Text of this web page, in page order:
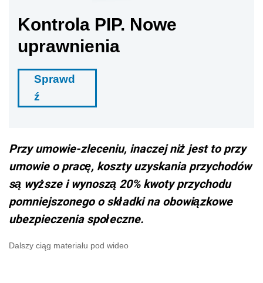
są wyższe i wynoszą 20% kwoty przychodu
pomniejszonego o składki na obowiązkowe
ubezpieczenia społeczne.
Dalszy ciąg materiału pod wideo
Przykłady